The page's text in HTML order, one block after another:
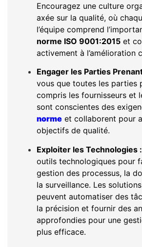
Encouragez une culture
axée sur la qualité, où
l’équipe comprend
norme ISO 9001:2015 et
activement à l’amélioration
Engager les Parties
vous que toutes les parties
compris les fournisseurs et
sont conscientes des
norme et collaborent pour
objectifs de qualité.
Exploiter les Technologies :
outils technologiques pour
gestion des processus, la
la surveillance. Les
peuvent automatiser des
la précision et fournir des
approfondies pour une
plus efficace.